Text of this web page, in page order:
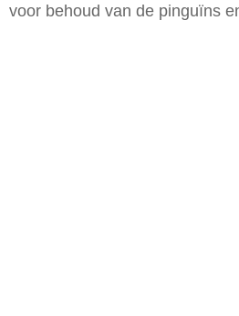
voor behoud van de pinguïns